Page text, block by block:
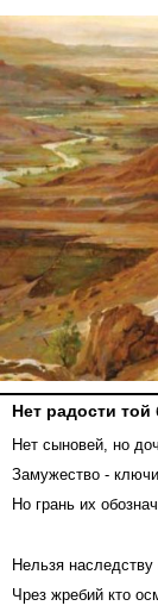
Нет радости
Нет сыновей, но
Замужество -
Но грань их
Нельзя
Чрез жребий кто